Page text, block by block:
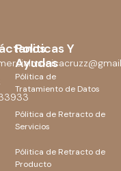
Politicas Y
Ayudas
Pólitica de
Tratamiento de Datos
Pólitica de Retracto de
Servicios
Pólitica de Retracto de
Producto